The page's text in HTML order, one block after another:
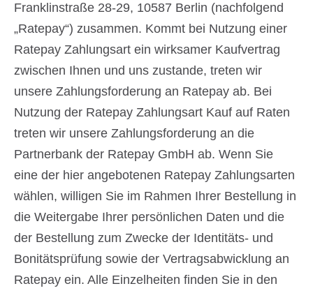
Franklinstraße 28-29, 10587 Berlin (nachfolgend
„Ratepay“) zusammen. Kommt bei Nutzung einer
Ratepay Zahlungsart ein wirksamer Kaufvertrag
zwischen Ihnen und uns zustande, treten wir
unsere Zahlungsforderung an Ratepay ab. Bei
Nutzung der Ratepay Zahlungsart Kauf auf Raten
treten wir unsere Zahlungsforderung an die
Partnerbank der Ratepay GmbH ab. Wenn Sie
eine der hier angebotenen Ratepay Zahlungsarten
wählen, willigen Sie im Rahmen Ihrer Bestellung in
die Weitergabe Ihrer persönlichen Daten und die
der Bestellung zum Zwecke der Identitäts- und
Bonitätsprüfung sowie der Vertragsabwicklung an
Ratepay ein. Alle Einzelheiten finden Sie in den